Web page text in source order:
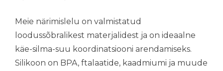
Meie närimislelu on valmistatud
loodussõbralikest materjalidest ja on ideaalne
käe-silma-suu koordinatsiooni arendamiseks.
Silikoon on BPA, ftalaatide, kaadmiumi ja muude